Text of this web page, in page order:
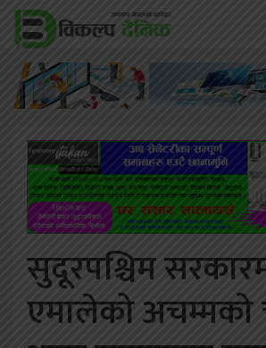
सुदूरपश्चिम
एमालेको अचम्मको